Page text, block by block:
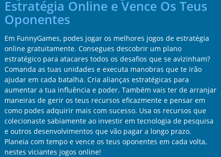
Estratégia Online e Vence Os Teus
Oponentes
Em FunnyGames, podes jogar os melhores jogos de estratégia
online gratuitamente. Consegues descobrir um plano
estratégico para atacares todos os desafios que se avizinham?
Comanda as tuas unidades e executa manobras que te irão
ajudar em cada batalha. Cria alianças estratégicas para
aumentar a tua influência e poder. Também vais ter de arranjar
maneiras de gerir os teus recursos eficazmente e pensar em
como podes adquirir mais com sucesso. Usa os recursos que
colecionaste sabiamente ao investir em tecnologia de pesquisa
e outros desenvolvimentos que vão pagar a longo prazo.
Planeia com tempo e vence os teus oponentes em cada volta,
nestes viciantes jogos online!